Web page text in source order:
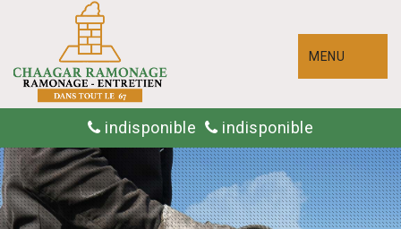
MENU
indisponible indisponible